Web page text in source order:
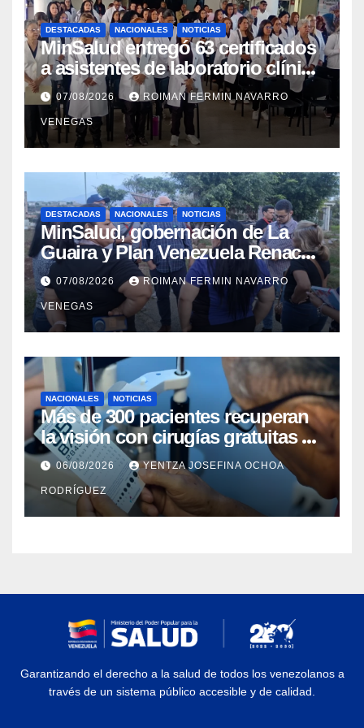
DESTACADAS NACIONALES NOTICIAS
MinSalud entregó 63 certificados
a asistentes de laboratorio clínico
para garantizar respaldo legal y
profesional
07/08/2026 ROIMAN FERMIN NAVARRO
VENEGAS
DESTACADAS NACIONALES NOTICIAS
MinSalud, gobernación de La
Guaira y Plan Venezuela Renace
iniciaron la rehabilitación integral
del Centro Psicofamiliar El Niño y
el Mar
07/08/2026 ROIMAN FERMIN NAVARRO
VENEGAS
NACIONALES NOTICIAS
Más de 300 pacientes recuperan
la visión con cirugías gratuitas de
cataratas en Zulia
06/08/2026 YENTZA JOSEFINA OCHOA
RODRÍGUEZ
Garantizando el derecho a la salud de todos los venezolanos a
través de un sistema público accesible y de calidad.